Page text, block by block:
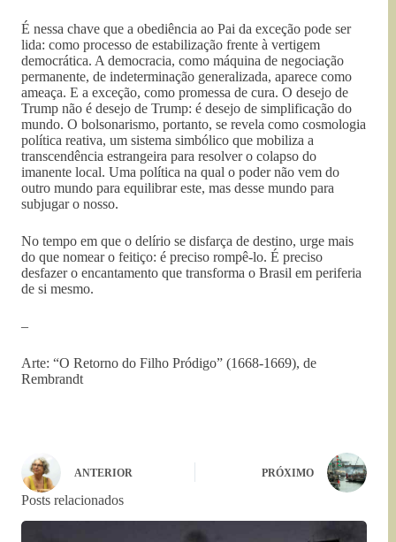
É nessa chave que a obediência ao Pai da exceção pode ser
lida: como processo de estabilização frente à vertigem
democrática. A democracia, como máquina de negociação
permanente, de indeterminação generalizada, aparece como
ameaça. E a exceção, como promessa de cura. O desejo de
Trump não é desejo de Trump: é desejo de simplificação do
mundo. O bolsonarismo, portanto, se revela como cosmologia
política reativa, um sistema simbólico que mobiliza a
transcendência estrangeira para resolver o colapso do
imanente local. Uma política na qual o poder não vem do
outro mundo para equilibrar este, mas desse mundo para
subjugar o nosso.
No tempo em que o delírio se disfarça de destino, urge mais
do que nomear o feitiço: é preciso rompê-lo. É preciso
desfazer o encantamento que transforma o Brasil em periferia
de si mesmo.
–
Arte: “O Retorno do Filho Pródigo” (1668-1669), de
Rembrandt
ANTERIOR PRÓXIMO
Posts relacionados